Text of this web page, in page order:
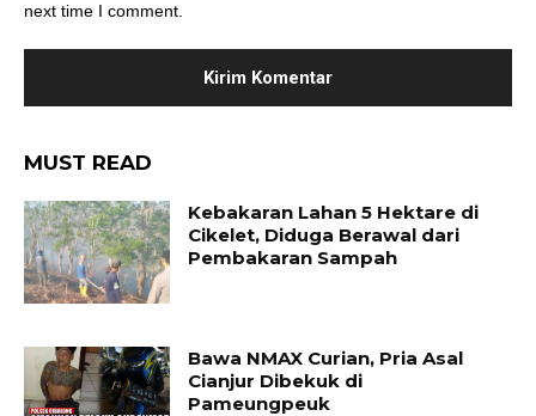
next time I comment.
MUST READ
Kebakaran Lahan 5 Hektare di
Cikelet, Diduga Berawal dari
Pembakaran Sampah
Bawa NMAX Curian, Pria Asal
Cianjur Dibekuk di
Pameungpeuk